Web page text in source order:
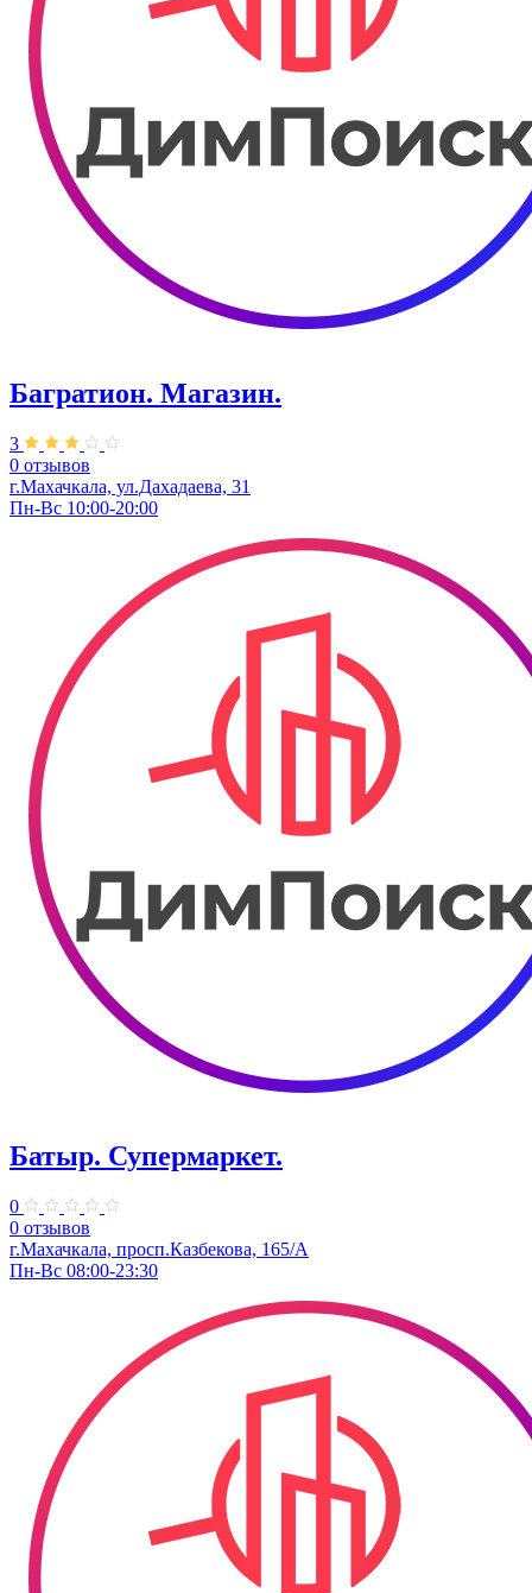
Багратион. Магазин.
3
0 отзывов
г.Махачкала, ул.Дахадаева, 31
Пн-Вс 10:00-20:00
Батыр. Супермаркет.
0
0 отзывов
г.Махачкала, ​просп.Казбекова, 165/А
Пн-Вс 08:00-23:30